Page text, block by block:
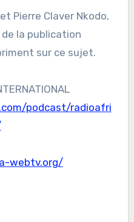
Pierre Claver Nkodo,
la publication
sur ce sujet.
podcast/radioafri
webtv.org/